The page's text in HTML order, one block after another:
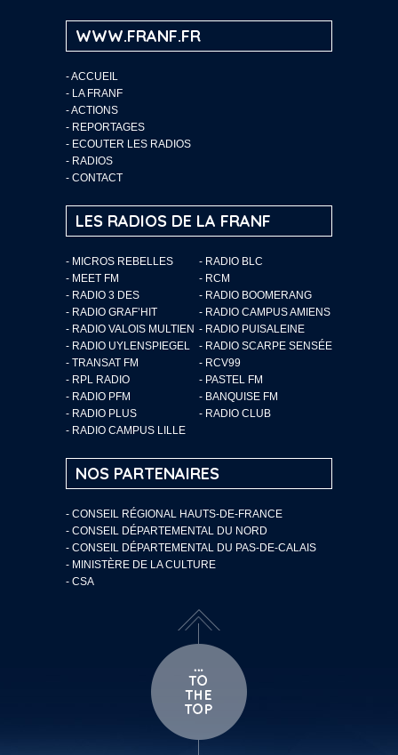
WWW.FRANF.FR
-ACCUEIL
- LA FRANF
-ACTIONS
- REPORTAGES
- ECOUTER LES RADIOS
- RADIOS
- CONTACT
LES RADIOS DE LA FRANF
- MICROS REBELLES
- RADIO BLC
- MEET FM
- RCM
- RADIO 3 DES
- RADIO BOOMERANG
- RADIO GRAF’HIT
- RADIO CAMPUS AMIENS
- RADIO VALOIS MULTIEN - RADIO PUISALEINE
- RADIO UYLENSPIEGEL
- RADIO SCARPE SENSÉE
- TRANSAT FM
- RCV99
- RPL RADIO
- PASTEL FM
- RADIO PFM
- BANQUISE FM
- RADIO PLUS
- RADIO CLUB
- RADIO CAMPUS LILLE
NOS PARTENAIRES
- CONSEIL RÉGIONAL HAUTS-DE-FRANCE
- CONSEIL DÉPARTEMENTAL DU NORD
- CONSEIL DÉPARTEMENTAL DU PAS-DE-CALAIS
- MINISTÈRE DE LA CULTURE
- CSA